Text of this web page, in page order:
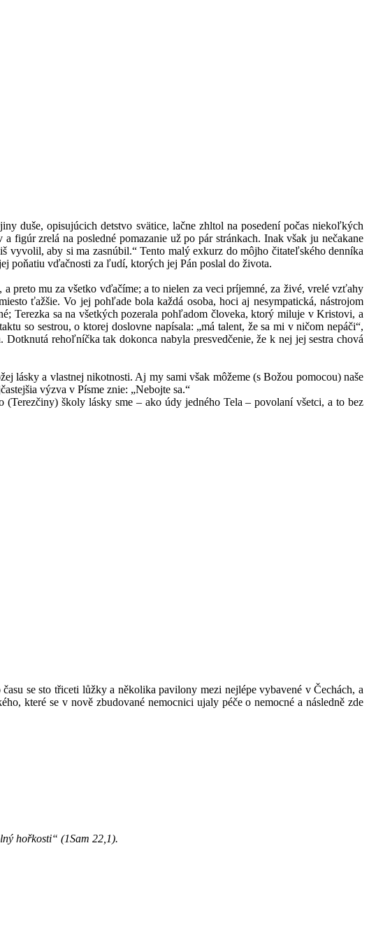
duše, opisujúcich detstvo svätice, lačne zhltol na posedení počas niekoľkých
zrelá na posledné pomazanie už po pár stránkach. Inak však ju nečakane
vyvolil, aby si ma zasnúbil.“ Tento malý exkurz do môjho čitateľského denníka
poňatiu vďačnosti za ľudí, ktorých jej Pán poslal do života.
preto mu za všetko vďačíme; a to nielen za veci príjemné, za živé, vrelé vzťahy
ťažšie. Vo jej pohľade bola každá osoba, hoci aj nesympatická, nástrojom
Terezka sa na všetkých pozerala pohľadom človeka, ktorý miluje v Kristovi, a
so sestrou, o ktorej doslovne napísala: „má talent, že sa mi v ničom nepáči“,
rehoľníčka tak dokonca nabyla presvedčenie, že k nej jej sestra chová
lásky a vlastnej nikotnosti. Aj my sami však môžeme (s Božou pomocou) naše
výzva v Písme znie: „Nebojte sa.“
školy lásky sme – ako údy jedného Tela – povolaní všetci, a to bez
se sto třiceti lůžky a několika pavilony mezi nejlépe vybavené v Čechách, a
které se v nově zbudované nemocnici ujaly péče o nemocné a následně zde
hořkosti“ (1Sam 22,1).